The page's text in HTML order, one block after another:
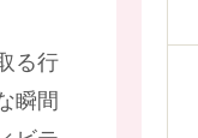
る行
瞬間